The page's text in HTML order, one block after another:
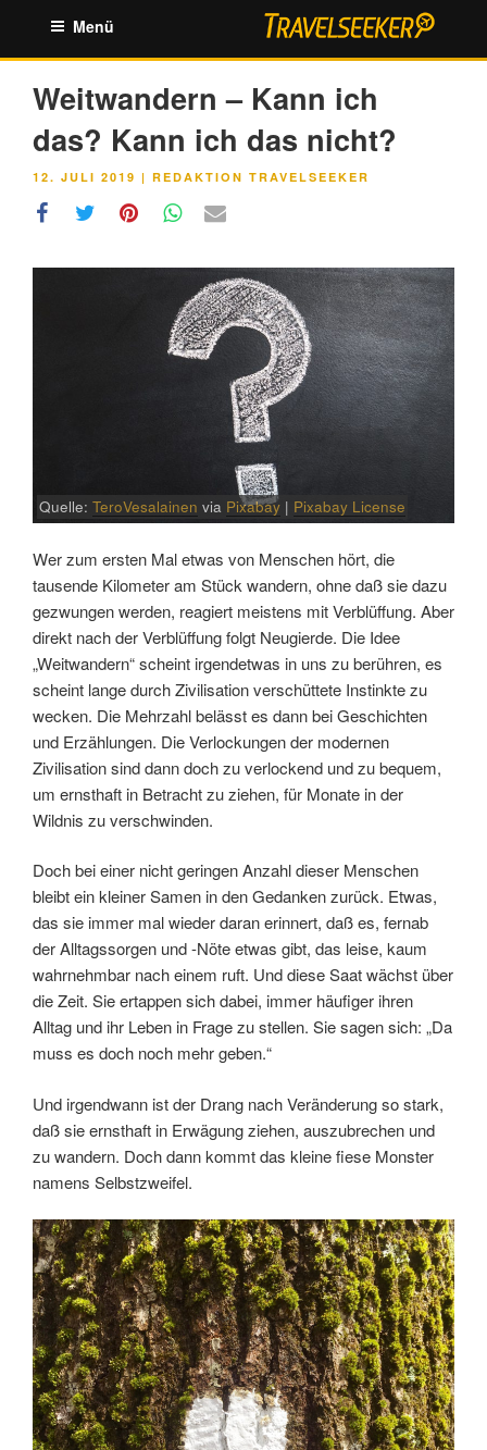
springen
Menü
Weitwandern – Kann ich
das? Kann ich das nicht?
VERÖFFENTLICHT
12. JULI 2019 | REDAKTION TRAVELSEEKER
Quelle:TeroVesalainen via Pixabay | Pixabay License
Wer zum ersten Mal etwas von Menschen hört, die
tausende Kilometer am Stück wandern, ohne daß sie dazu
gezwungen werden, reagiert meistens mit Verblüffung. Aber
direkt nach der Verblüffung folgt Neugierde. Die Idee
„Weitwandern“ scheint irgendetwas in uns zu berühren, es
scheint lange durch Zivilisation verschüttete Instinkte zu
wecken. Die Mehrzahl belässt es dann bei Geschichten
und Erzählungen. Die Verlockungen der modernen
Zivilisation sind dann doch zu verlockend und zu bequem,
um ernsthaft in Betracht zu ziehen, für Monate in der
Wildnis zu verschwinden.
Doch bei einer nicht geringen Anzahl dieser Menschen
bleibt ein kleiner Samen in den Gedanken zurück. Etwas,
das sie immer mal wieder daran erinnert, daß es, fernab
der Alltagssorgen und -Nöte etwas gibt, das leise, kaum
wahrnehmbar nach einem ruft. Und diese Saat wächst über
die Zeit. Sie ertappen sich dabei, immer häufiger ihren
Alltag und ihr Leben in Frage zu stellen. Sie sagen sich: „Da
muss es doch noch mehr geben.“
Und irgendwann ist der Drang nach Veränderung so stark,
daß sie ernsthaft in Erwägung ziehen, auszubrechen und
zu wandern. Doch dann kommt das kleine fiese Monster
namens Selbstzweifel.